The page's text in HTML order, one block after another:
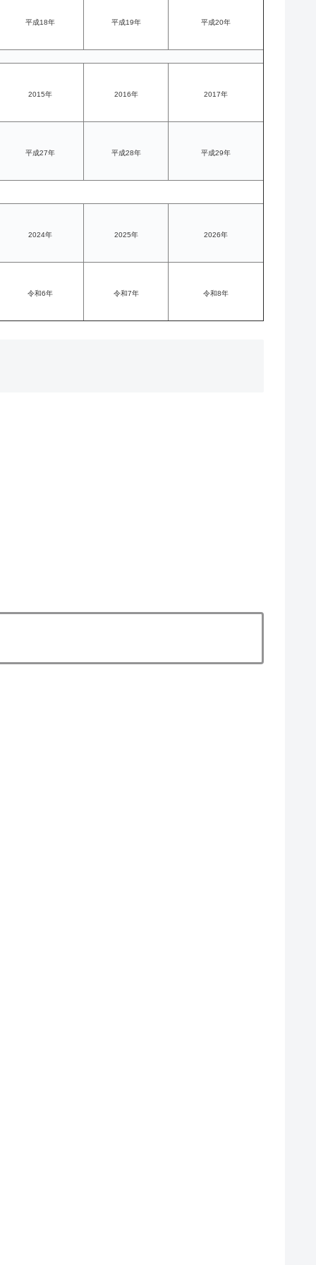
平成18年 平成19年 平成20年
2015年 2016年 2017年
平成27年 平成28年 平成29年
2024年 2025年 2026年
令和6年 令和7年 令和8年